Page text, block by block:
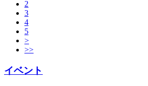
2
3
4
5
>
>>
イベント